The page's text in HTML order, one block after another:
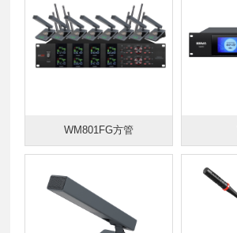
WM801FG方管